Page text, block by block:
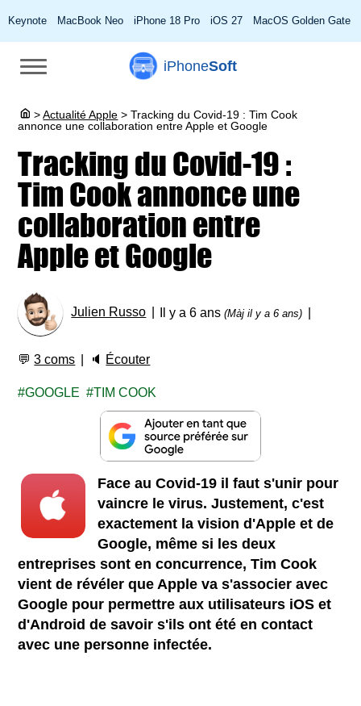
Keynote MacBook Neo iPhone 18 Pro iOS 27 MacOS Golden Gate
iPhoneSoft
> Actualité Apple > Tracking du Covid-19 : Tim Cook
annonce une collaboration entre Apple et Google
Tracking du Covid-19 :
Tim Cook annonce une
collaboration entre
Apple et Google
Julien Russo Il y a 6 ans(Màj il y a 6 ans)
💬3 coms 🔈 Écouter
GOOGLE TIM COOK
Face au Covid-19 il faut s'unir pour
vaincre le virus. Justement, c'est
exactement la vision d'Apple et de
Google, même si les deux
entreprises sont en concurrence, Tim Cook
vient de révéler que Apple va s'associer avec
Google pour permettre aux utilisateurs iOS et
d'Android de savoir s'ils ont été en contact
avec une personne infectée.